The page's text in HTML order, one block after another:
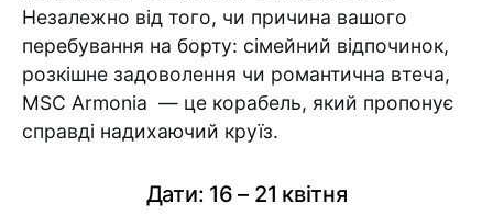
Незалежно від того, чи причина вашого
перебування на борту: сімейний відпочинок,
розкішне задоволення чи романтична втеча,
MSC Armonia — це корабель, який пропонує
справді надихаючий круїз.
Дати: 16 – 21 квітня